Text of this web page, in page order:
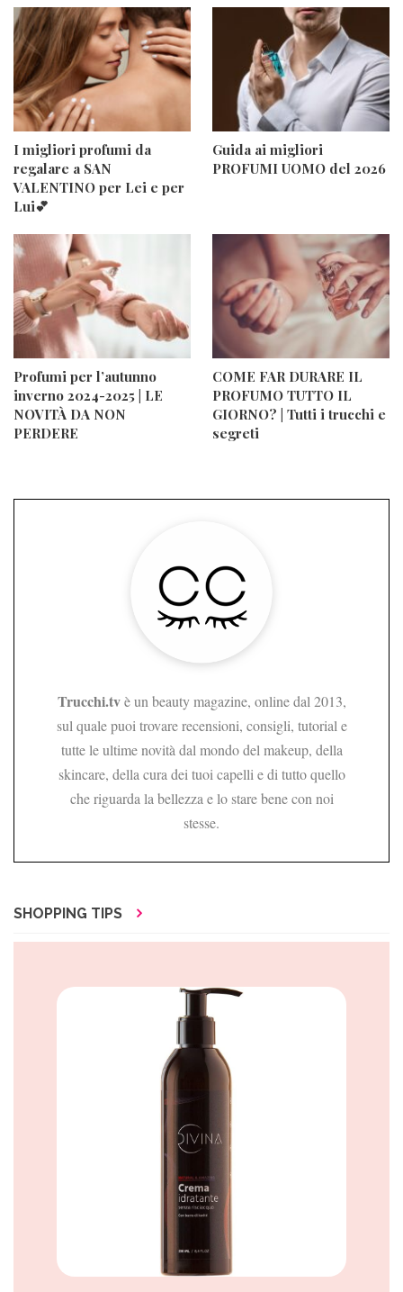
I migliori profumi da
regalare a SAN
VALENTINO per Lei e per
Lui💕
Guida ai migliori
PROFUMI UOMO del 2026
Profumi per l’autunno
inverno 2024-2025 | LE
NOVITÀ DA NON
PERDERE
COME FAR DURARE IL
PROFUMO TUTTO IL
GIORNO? | Tutti i trucchi e
segreti
Trucchi.tvè un beauty magazine, online dal 2013,
sul quale puoi trovare recensioni, consigli, tutorial e
tutte le ultime novità dal mondo del makeup, della
skincare, della cura dei tuoi capelli e di tutto quello
che riguarda la bellezza e lo stare bene con noi
stesse.
SHOPPING TIPS